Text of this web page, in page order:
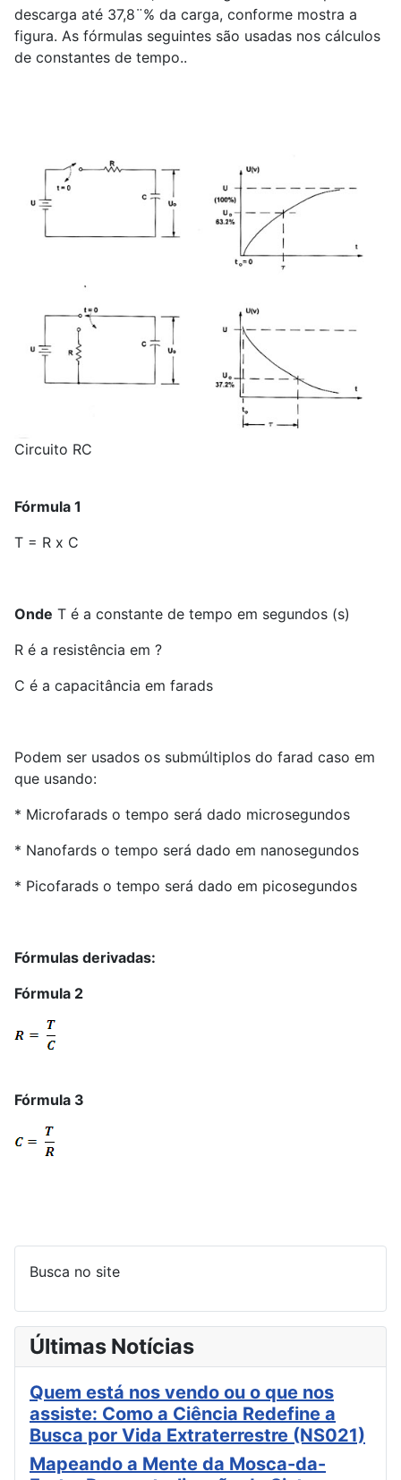
descarga até 37,8¨% da carga, conforme mostra a
figura. As fórmulas seguintes são usadas nos cálculos
de constantes de tempo..
Circuito RC
Fórmula 1
T = R x C
Onde T é a constante de tempo em segundos (s)
R é a resistência em ?
C é a capacitância em farads
Podem ser usados os submúltiplos do farad caso em
que usando:
* Microfarads o tempo será dado microsegundos
* Nanofards o tempo será dado em nanosegundos
* Picofarads o tempo será dado em picosegundos
Fórmulas derivadas:
Fórmula 2
Fórmula 3
Busca no site
Últimas Notícias
Quem está nos vendo ou o que nos
assiste: Como a Ciência Redefine a
Busca por Vida Extraterrestre (NS021)
Mapeando a Mente da Mosca-da-